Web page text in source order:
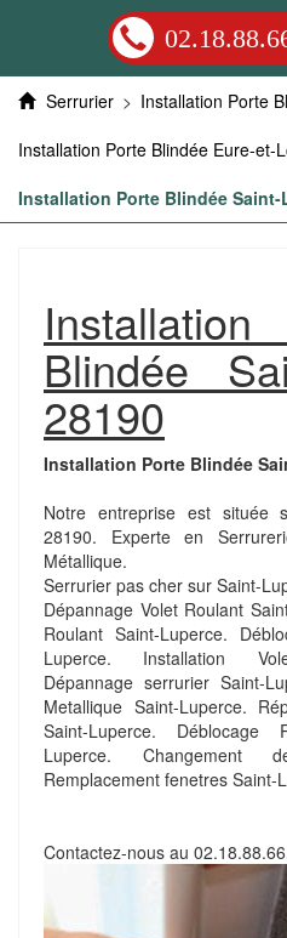
Serrurier > Installation Porte
Installation Porte Blindée Eure-et-
Installation Porte Blindée Saint-
Blindée
28190
Installation Porte Blindée
Notre entreprise est située
28190. Experte en
Métallique.
Serrurier pas cher sur Saint-
Dépannage Volet Roulant
Roulant Saint-Luperce.
Luperce. Installation
Dépannage serrurier Saint-
Metallique Saint-Luperce.
Saint-Luperce. Déblocage
Luperce. Changement
Remplacement fenetres Saint-
Contactez-nous au